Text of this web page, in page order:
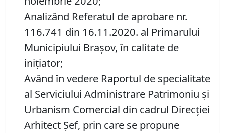
Analizând Referatul de aprobare nr.
116.741 din 16.11.2020. al Primarului
Municipiului Brașov, în calitate de
inițiator;
Având în vedere Raportul de specialitate
al Serviciului Administrare Patrimoniu şi
Urbanism Comercial din cadrul Direcției
Arhitect Șef, prin care se propune